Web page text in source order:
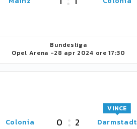
Bundesliga
Opel Arena -28 apr 2024 ore 17:30
Colonia 0 2 Darmstadt
VINCE